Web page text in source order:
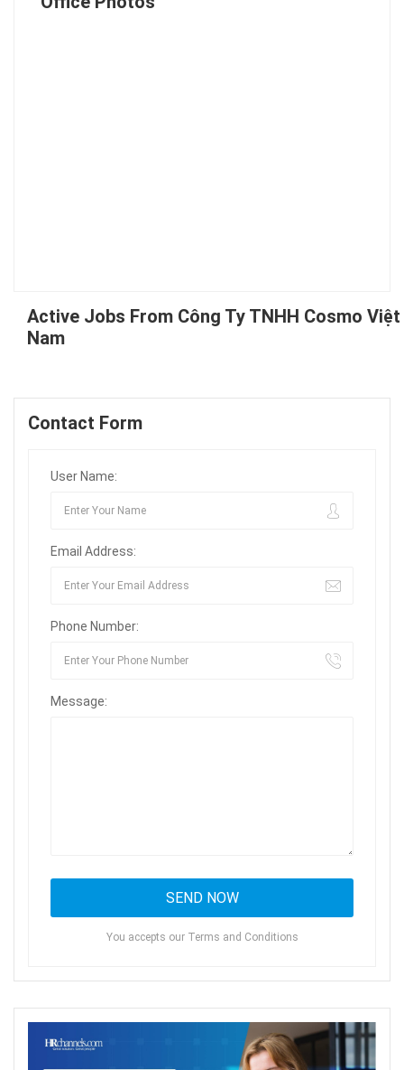
Active Jobs From Công Ty TNHH Cosmo Việt
Nam
Contact Form
User Name:
Email Address:
Phone Number:
Message:
You accepts our Terms and Conditions